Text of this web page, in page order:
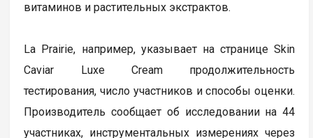
витаминов и растительных экстрактов.
La Prairie, например, указывает на странице Skin
Caviar Luxe Cream продолжительность
тестирования, число участников и способы оценки.
Производитель сообщает об исследовании на 44
участниках, инструментальных измерениях через